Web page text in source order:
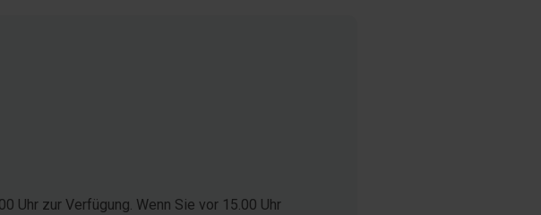
Uhr zur Verfügung. Wenn Sie vor 15.00 Uhr